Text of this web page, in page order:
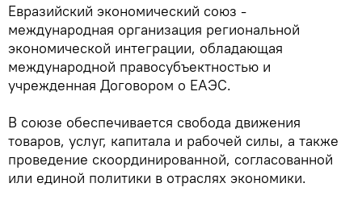
Евразийский экономический союз -
международная организация региональной
экономической интеграции, обладающая
международной правосубъектностью и
учрежденная Договором о ЕАЭС.
В союзе обеспечивается свобода движения
товаров, услуг, капитала и рабочей силы, а также
проведение скоординированной, согласованной
или единой политики в отраслях экономики.